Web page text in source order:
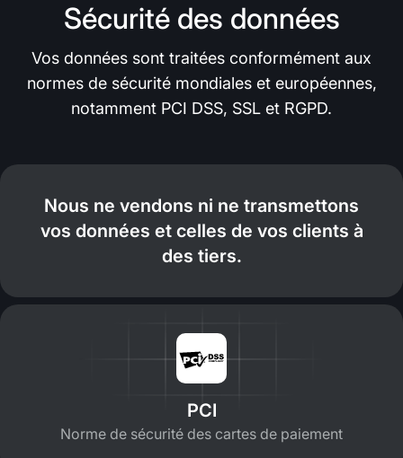
Sécurité des données
Vos données sont traitées conformément aux
normes de sécurité mondiales et européennes,
notamment PCI DSS, SSL et RGPD.
Nous ne vendons ni ne transmettons
vos données et celles de vos clients à
des tiers.
PCI
Norme de sécurité des cartes de paiement